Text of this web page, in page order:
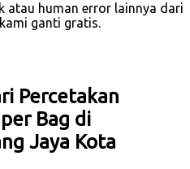
atau human error lainnya dari
ganti gratis.
Percetakan
Bag di
Jaya Kota